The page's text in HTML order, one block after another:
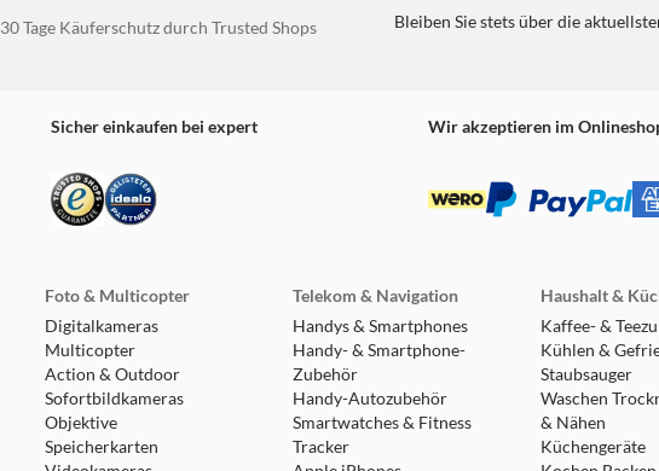
30 Tage Käuferschutz durch Trusted Shops
Bleiben Sie stets über die
Sicher einkaufen bei expert Wir akzeptieren im
Foto & Multicopter
Digitalkameras
Multicopter
Action & Outdoor
Sofortbildkameras
Objektive
Speicherkarten
Telekom & Navigation
Handys & Smartphones
Handy- & Smartphone-
Zubehör
Handy-Autozubehör
Smartwatches & Fitness
Tracker
Haushalt &
Kaffee- &
Kühlen &
Staubsauger
Waschen
& Nähen
Küchengeräte